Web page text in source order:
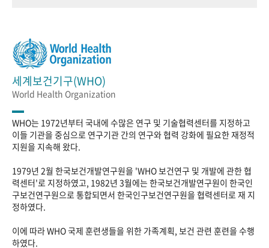
세계보건기구(WHO)
World Health Organization
WHO는 1972년부터 국내에 수많은 연구 및 기술협력센터를 지정하고
이들 기관을 중심으로 연구기관 간의 연구와 협력 강화에 필요한 재정적
지원을 지속해 왔다.
1979년 2월 한국보건개발연구원을 'WHO 보건연구 및 개발에 관한 협
력센터'로 지정하였고, 1982년 3월에는 한국보건개발연구원이 한국인
구보건연구원으로 통합되면서 한국인구보건연구원을 협력센터로 재 지
정하였다.
이에 따라 WHO 국제 훈련생들을 위한 가족계획, 보건 관련 훈련을 수행
하였다.